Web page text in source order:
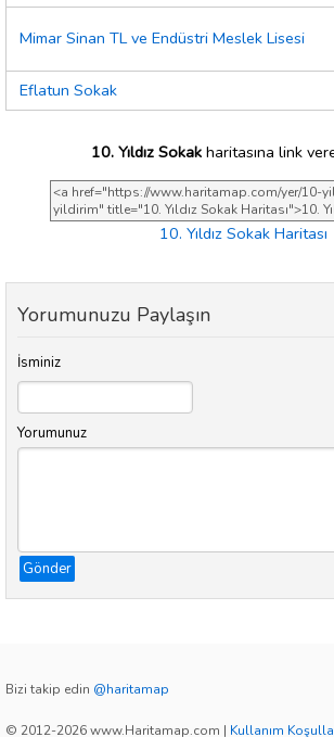
Mimar Sinan TL ve Endüstri Meslek Lisesi
Eflatun Sokak
10. Yıldız Sokakharitasına link
10. Yıldız Sokak Haritası
Yorumunuzu Paylaşın
İsminiz
Yorumunuz
Gönder
Bizi takip edin @haritamap
© 2012-2026 www.Haritamap.com | Kullanım